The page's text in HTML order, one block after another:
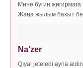
Мине бүгин жигирмаға
Жаңа жылым бахыт
Na’zer
Qıyal jeteledi ayna